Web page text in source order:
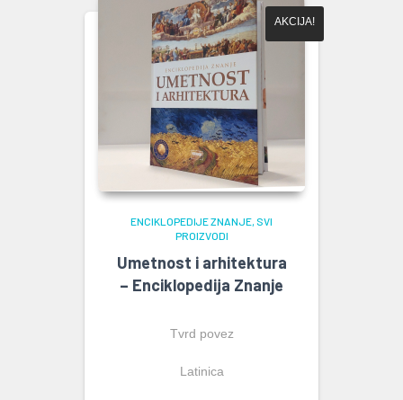
AKCIJA!
ENCIKLOPEDIJE ZNANJE SVI
PROIZVODI
Umetnost i arhitektura
– Enciklopedija Znanje
Tvrd povez
Latinica